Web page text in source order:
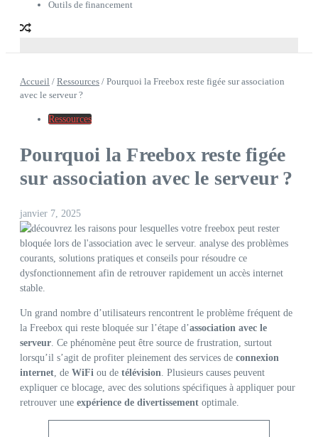
Outils de financement
Accueil / Ressources / Pourquoi la Freebox reste figée sur association
avec le serveur ?
Ressources
Pourquoi la Freebox reste figée
sur association avec le serveur ?
janvier 7, 2025
Un grand nombre d’utilisateurs rencontrent le problème fréquent de
la Freebox qui reste bloquée sur l’étape d’association avec le
serveur. Ce phénomène peut être source de frustration, surtout
lorsqu’il s’agit de profiter pleinement des services de connexion
internet, de WiFi ou de télévision. Plusieurs causes peuvent
expliquer ce blocage, avec des solutions spécifiques à appliquer pour
retrouver une expérience de divertissement optimale.